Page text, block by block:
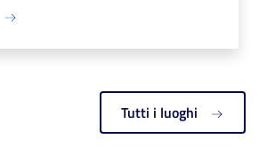
Tutti i luoghi